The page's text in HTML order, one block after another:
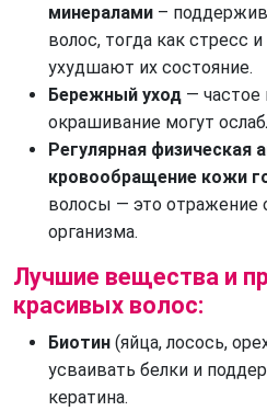
минералами –
волос, тогда как стресс
ухудшают их состояние.
Бережный уход —
окрашивание могут
Регулярная физическая
кровообращение кожи
волосы — это отражение
организма.
Лучшие вещества и
красивых волос:
Биотин (яйца, лосось,
усваивать белки и
кератина.